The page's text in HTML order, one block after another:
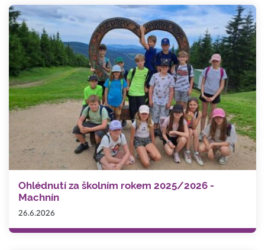
Ohlédnutí za školním rokem 2025/2026 -
Machnín
26.6.2026